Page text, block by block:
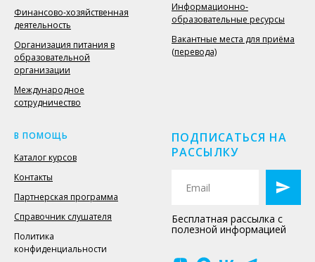
Финансово-хозяйственная
деятельность
Организация питания в
образовательной
организации
Международное
сотрудничество
Информационно-
образовательные ресурсы
Вакантные места для приёма
(перевода)
В ПОМОЩЬ
Каталог курсов
Контакты
Партнерская программа
Справочник слушателя
Политика
конфиденциальности
ПОДПИСАТЬСЯ НА
РАССЫЛКУ
Бесплатная рассылка с
полезной информацией